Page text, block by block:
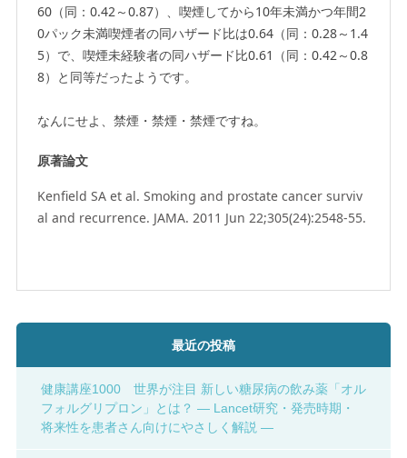
60（同：0.42～0.87）、喫煙してから10年未満かつ年間2
0パック未満喫煙者の同ハザード比は0.64（同：0.28～1.4
5）で、喫煙未経験者の同ハザード比0.61（同：0.42～0.8
8）と同等だったようです。
なんにせよ、禁煙・禁煙・禁煙ですね。
原著論文
Kenfield SA et al. Smoking and prostate cancer surviv
al and recurrence. JAMA. 2011 Jun 22;305(24):2548-55.
最近の投稿
健康講座1000 世界が注目 新しい糖尿病の飲み薬「オル
フォルグリプロン」とは？ ― Lancet研究・発売時期・
将来性を患者さん向けにやさしく解説 ―